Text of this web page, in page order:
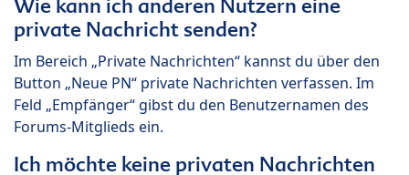
Wie kann ich anderen Nutzern eine
private Nachricht senden?
Im Bereich „Private Nachrichten“ kannst du über den
Button „Neue PN“ private Nachrichten verfassen. Im
Feld „Empfänger“ gibst du den Benutzernamen des
Forums-Mitglieds ein.
Ich möchte keine privaten Nachrichten